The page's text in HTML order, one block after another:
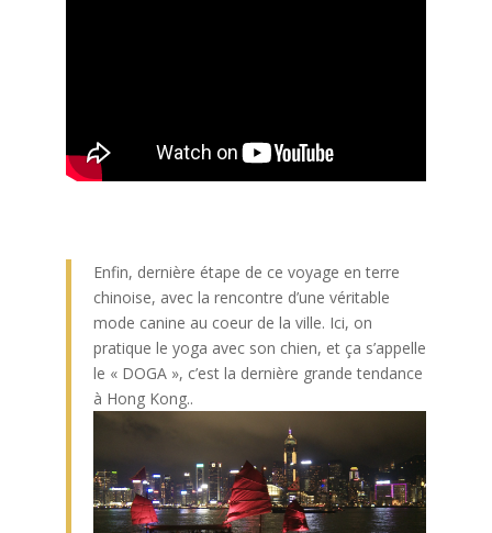
Enfin, dernière étape de ce voyage en terre
chinoise, avec la rencontre d’une véritable
mode canine au coeur de la ville. Ici, on
pratique le yoga avec son chien, et ça s’appelle
le « DOGA », c’est la dernière grande tendance
à Hong Kong..